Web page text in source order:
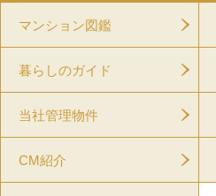
マンション図鑑
暮らしのガイド
当社管理物件
CM紹介